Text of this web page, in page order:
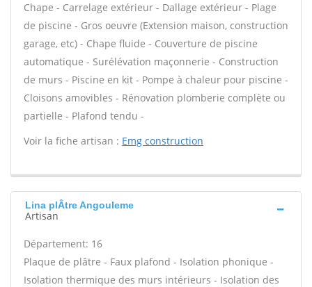
Chape - Carrelage extérieur - Dallage extérieur - Plage
de piscine - Gros oeuvre (Extension maison, construction
garage, etc) - Chape fluide - Couverture de piscine
automatique - Surélévation maçonnerie - Construction
de murs - Piscine en kit - Pompe à chaleur pour piscine -
Cloisons amovibles - Rénovation plomberie complète ou
partielle - Plafond tendu -
Voir la fiche artisan : Emg construction
Lina plÂtre Angouleme
Artisan
Département: 16
Plaque de plâtre - Faux plafond - Isolation phonique -
Isolation thermique des murs intérieurs - Isolation des